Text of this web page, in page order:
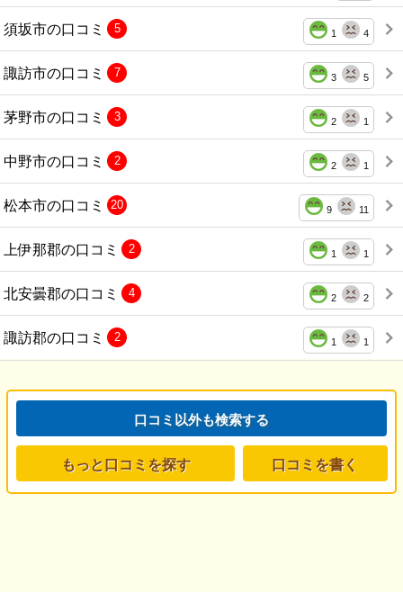
須坂市の口コミ 1 4
5
諏訪市の口コミ 3 5
7
茅野市の口コミ 2 1
3
中野市の口コミ 2 1
2
松本市の口コミ 9 11
20
上伊那郡の口コミ 1 1
2
北安曇郡の口コミ 2 2
4
諏訪郡の口コミ 1 1
2
口コミ以外も検索する
もっと口コミを探す 口コミを書く